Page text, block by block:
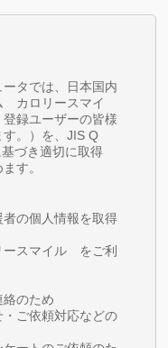
タでは、日本国内
カロリースマイ
録ユーザーの皆様
す。）を、JIS Q
づき適切に取得
す。
の個人情報を取得
ースマイル をご利
絡のため
・ご依頼対応などの